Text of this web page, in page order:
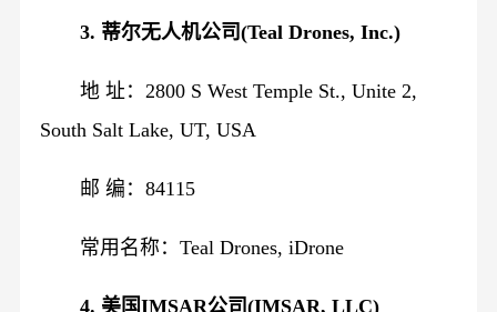
3. 蒂尔无人机公司(Teal Drones, Inc.)
地 址：2800 S West Temple St., Unite 2,
South Salt Lake, UT, USA
邮 编：84115
常用名称：Teal Drones, iDrone
4. 美国IMSAR公司(IMSAR, LLC)